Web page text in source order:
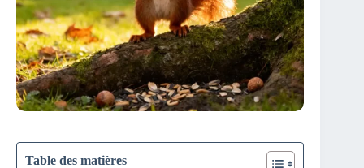
Table des matières